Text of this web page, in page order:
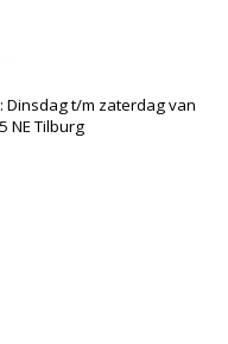
t/m zaterdag van
NE Tilburg